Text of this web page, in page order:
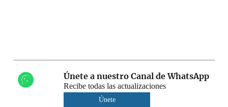
Únete a nuestro Canal de WhatsApp
Recibe todas las actualizaciones
Únete